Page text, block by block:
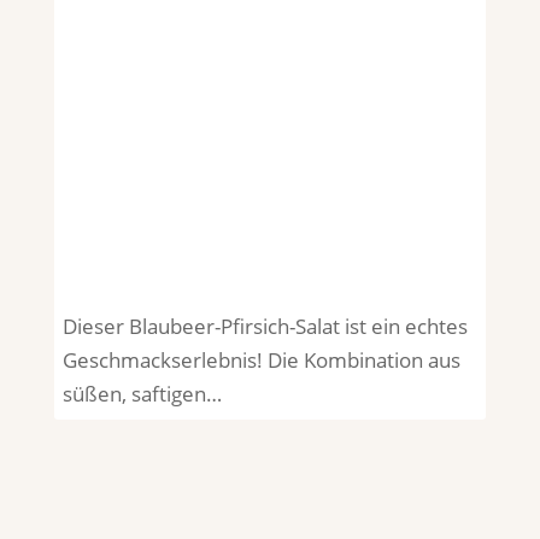
Dieser Blaubeer-Pfirsich-Salat ist ein echtes
Geschmackserlebnis! Die Kombination aus
süßen, saftigen…